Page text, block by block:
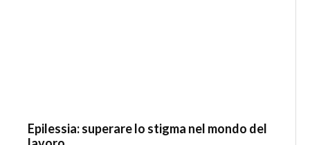
Epilessia: superare lo stigma nel mondo del